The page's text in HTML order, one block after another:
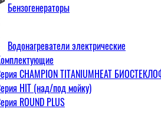
Бензогенераторы
Водонагреватели электрические
CHAMPION TITANIUMHEAT
HIT (над/под мойку)
ROUND PLUS